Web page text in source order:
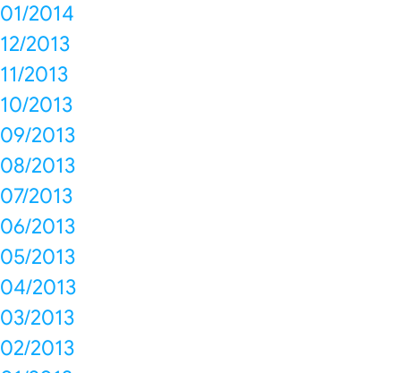
01/2014
12/2013
11/2013
10/2013
09/2013
08/2013
07/2013
06/2013
05/2013
04/2013
03/2013
02/2013